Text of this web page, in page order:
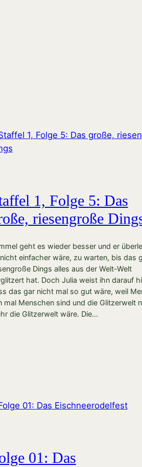
1, Folge 5: Das
riesengroße
geht es wieder besser und er
einfacher wäre, zu warten, bis das
Dings alles aus der Welt-Welt
hat. Doch Julia weist ihn darauf
das gar nicht mal so gut wäre, weil
mal Menschen sind und die Glitzerwelt
die Glitzerwelt wäre. Die…
01: Das